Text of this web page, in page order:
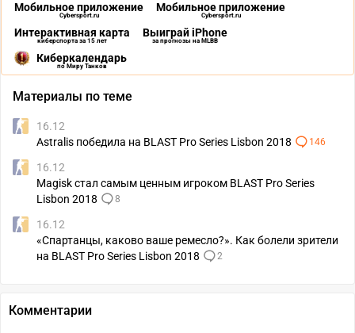
Мобильное приложение
Cybersport.ru
Мобильное приложение
Cybersport.ru
Интерактивная карта
киберспорта за 15 лет
Выиграй iPhone
за прогнозы на MLBB
Киберкалендарь
по Миру Танков
Материалы по теме
16.12
Astralis победила на BLAST Pro Series Lisbon 2018
146
16.12
Magisk стал самым ценным игроком BLAST Pro Series
Lisbon 2018
8
16.12
«Спартанцы, каково ваше ремесло?». Как болели зрители
на BLAST Pro Series Lisbon 2018
2
Комментарии